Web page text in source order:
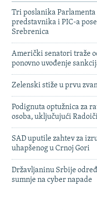
Tri poslanika
predstavnika i PIC-a
Srebrenica
Američki senatori traže
ponovno uvođenje
Zelenski stiže u prvu
Podignuta optužnica za
osoba, uključujući
SAD uputile zahtev za
uhapšenog u Crnoj Gori
Državljaninu Srbije
sumnje na cyber napade